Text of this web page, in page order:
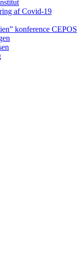
af Covid-19
konference CEPOS